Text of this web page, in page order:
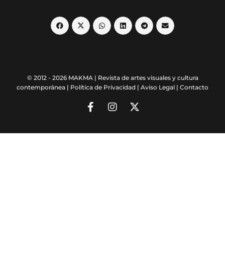
© 2012 - 2026 MAKMA | Revista de artes visuales y cultura
contemporánea | Política de Privacidad | Aviso Legal | Contacto